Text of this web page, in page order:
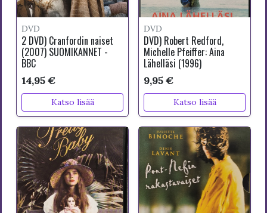
DVD
2 DVD) Cranfordin naiset
(2007) SUOMIKANNET -
BBC
14,95 €
Katso lisää
DVD
DVD) Robert Redford,
Michelle Pfeiffer: Aina
Lähelläsi (1996)
9,95 €
Katso lisää